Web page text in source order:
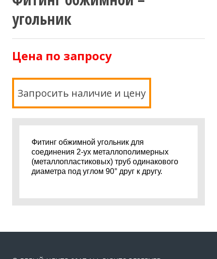
угольник
Цена по запросу
Запросить наличие и цену
Фитинг обжимной угольник для
соединения 2-ух металлополимерных
(металлопластиковых) труб одинакового
диаметра под углом 90° друг к другу.